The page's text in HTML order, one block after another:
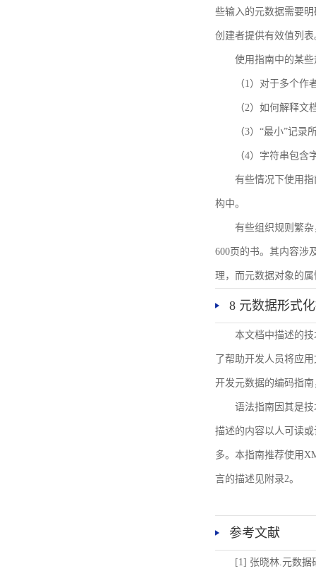
些输入的元数据需要
创建者提供有效值列表
使用指南中的某
（1）对于多个作
（2）如何解释文
（3）“最小”记录
（4）字符串包含
有些情况下使用
构中。
有些组织规则繁
600页的书。其内容涉
理，而元数据对象的
8 元数据形式
本文档中描述的
了帮助开发人员将应
开发元数据的编码指
语法指南因其是
描述的内容以人可读
多。本指南推荐使用
言的描述见附录2。
参考文献
[1] 张晓林.元数据